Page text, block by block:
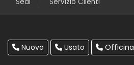
Nuovo Usato Officina